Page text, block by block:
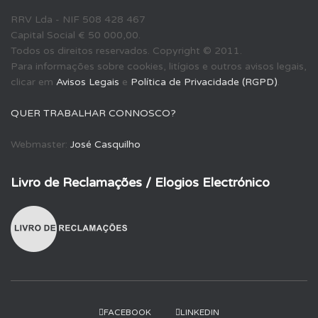
s
a
r
p
r
RRV Lda - NIF 508 428 467
Capital Social € 50 000,00.
Todos os direitos reservados. Copyright © 2011.
Para informações sobre cookies, litígios e outros avisos legais,
clicar em Avisos Legais e Política de Privacidade (RGPD).
QUER TRABALHAR CONNOSCO?
Webmaster: José Casquilho
Livro de Reclamações / Elogios Electrónico
FACEBOOK LINKEDIN